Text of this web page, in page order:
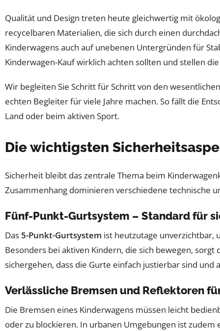
Qualität und Design treten heute gleichwertig mit
recycelbaren Materialien, die sich durch einen
Kinderwagens auch auf unebenen Untergründen für
Kinderwagen-Kauf wirklich achten sollten und stellen
Wir begleiten Sie Schritt für Schritt von den
echten Begleiter für viele Jahre machen. So fällt die
Land oder beim aktiven Sport.
Die wichtigsten
Sicherheit bleibt das zentrale Thema beim
Zusammenhang dominieren verschiedene technische
Fünf-Punkt-Gurtsystem – Standard für
Das 5-Punkt-Gurtsystem ist heutzutage unverzichtbar,
Besonders bei aktiven Kindern, die sich bewegen,
sichergehen, dass die Gurte einfach justierbar sind
Verlässliche Bremsen und Reflektoren
Die Bremsen eines Kinderwagens müssen leicht
oder zu blockieren. In urbanen Umgebungen ist